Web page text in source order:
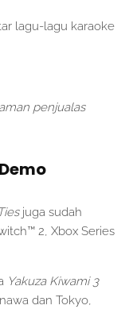
lagu-lagu karaoke
penjualas
juga sudah
2, Xbox Series
Yakuza Kiwami 3
dan Tokyo,